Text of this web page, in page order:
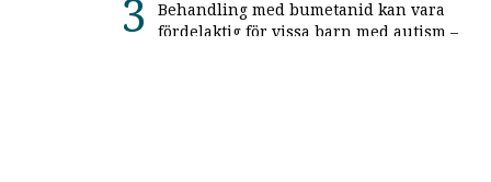
Behandling med bumetanid kan vara
fördelaktig för vissa barn med autism –